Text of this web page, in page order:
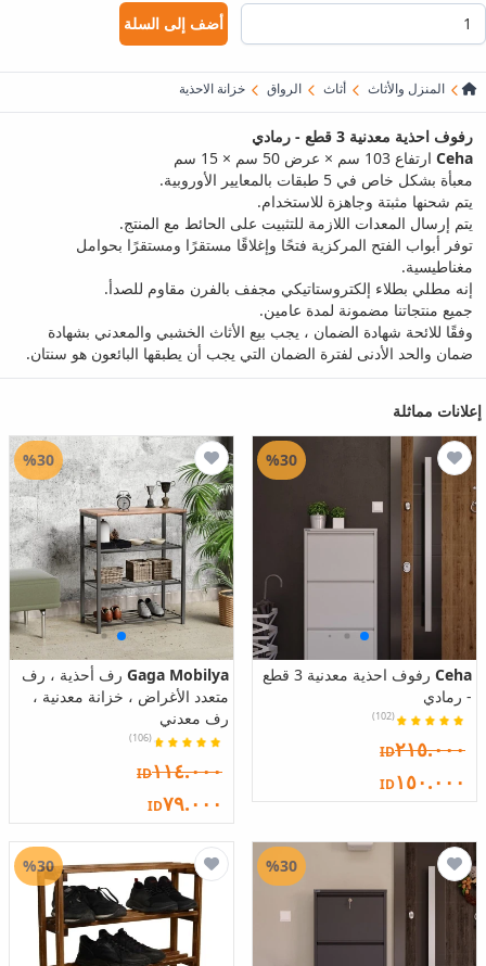
أضف إلى السلة
المنزل والأثاث أثاث الرواق خزانة الاحذية
رفوف احذية معدنية 3 قطع - رمادي
Ceha ارتفاع 103 سم × عرض 50 سم × 15 سم
معبأة بشكل خاص في 5 طبقات بالمعايير الأوروبية.
يتم شحنها مثبتة وجاهزة للاستخدام.
يتم إرسال المعدات اللازمة للتثبيت على الحائط مع المنتج.
توفر أبواب الفتح المركزية فتحًا وإغلاقًا مستقرًا ومستقرًا بحوامل
مغناطيسية.
إنه مطلي بطلاء إلكتروستاتيكي مجفف بالفرن مقاوم للصدأ.
جميع منتجاتنا مضمونة لمدة عامين.
وفقًا للائحة شهادة الضمان ، يجب بيع الأثاث الخشبي والمعدني بشهادة
ضمان والحد الأدنى لفترة الضمان التي يجب أن يطبقها البائعون هو سنتان.
إعلانات مماثلة
Ceha
رفوف احذية معدنية 3 قطع
- رمادي
(102)
ID٢١٥.٠٠٠
ID١٥٠.٠٠٠
%30
Gaga Mobilya رف أحذية ، رف
متعدد الأغراض ، خزانة معدنية ،
رف معدني
(106)
ID١١٤.٠٠٠
ID٧٩.٠٠٠
%30
%30
%30